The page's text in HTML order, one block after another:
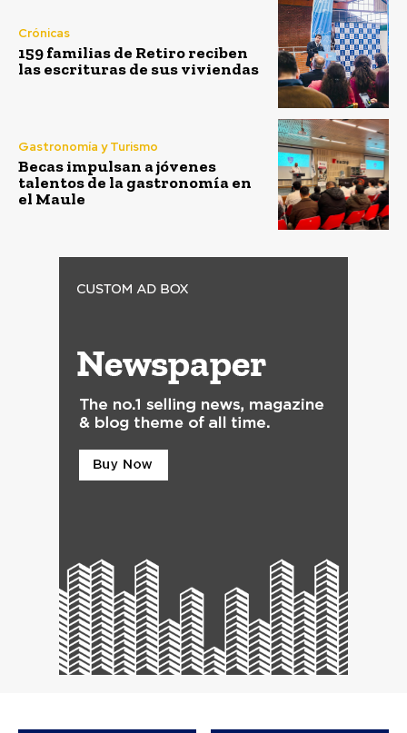
Crónicas
159 familias de Retiro reciben
las escrituras de sus viviendas
Gastronomía y Turismo
Becas impulsan a jóvenes
talentos de la gastronomía en
el Maule